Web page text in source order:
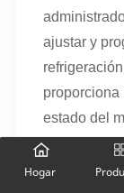
ajustar y
proporciona
estado del
tiempo de
inmediatas
Hogar